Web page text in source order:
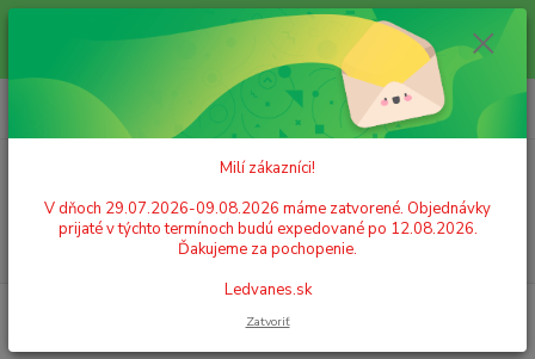
Milí zákazníci! V dňoch 29.07.2026-09.08.2026 máme zatvorené.
Objednávky prijaté v týchto termínoch budú expedované po 12.08.2026.
Ďakujeme za pochopenie. Ledvanes.sk
+421 908 755 958
Po. - Pia. od 9:00 hod. - 16:00 hod.
za0,00 EUR
Peračník STIL Pixel 1zipsový
Milí zákazníci!
V dňoch 29.07.2026-09.08.2026 máme zatvorené. Objednávky
prijaté v týchto termínoch budú expedované po 12.08.2026.
Ďakujeme za pochopenie.
Ledvanes.sk
Zatvoriť